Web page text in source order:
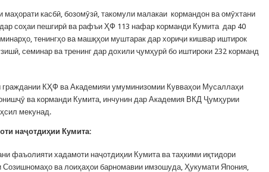
касбӣ, бозомӯзӣ, такомули малакаи кормандон ва омӯхтани
соҳаи пешгирӣ ва рафъи ҲФ 113 нафар корманди Кумита дар 40
тенингҳо ва машқҳои муштарак дар хориҷи кишвар иштирок
семинар ва тренинг дар дохили ҷумҳурӣ бо иштироки 232 корманд
КҲФ ва Академияи умуминизомии Кувваҳои Мусаллаҳи
ва корманди Кумита, инчунин дар Академия ВКД Ҷумҳурии
мекунад.
наҷотдиҳии Кумита:
фаъолияти хадамоти наҷотдиҳии Кумита ва таҳкими иқтидори
Созишномаҳо ва лоиҳаҳои барномавии имзошуда, Ҳукумати Япония,